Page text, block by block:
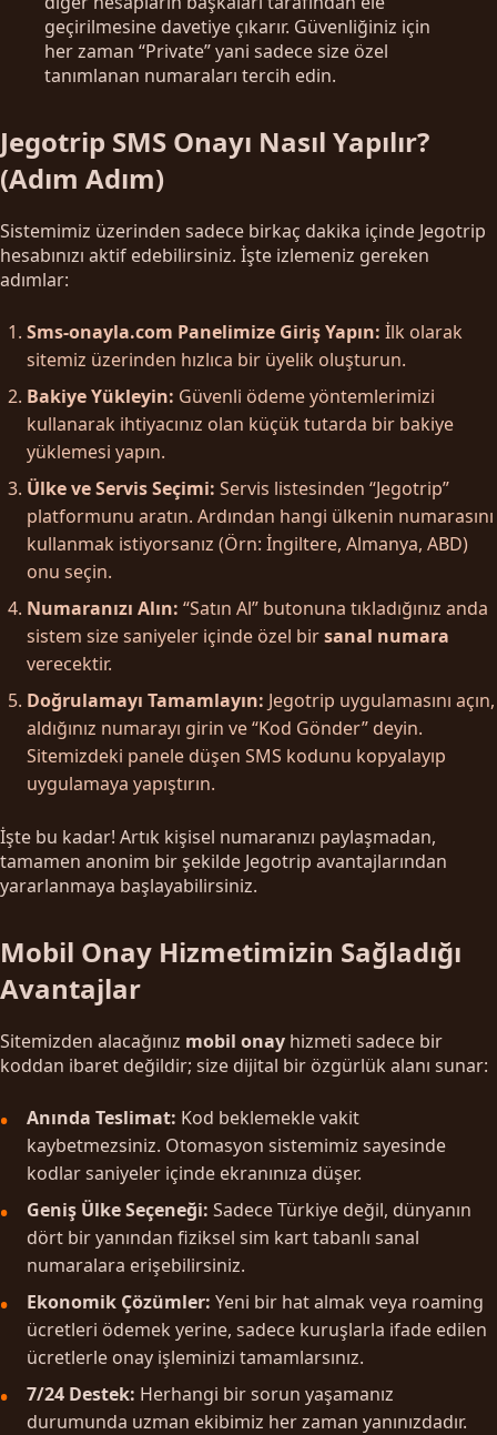
geçirilmesine davetiye çıkarır. Güvenliğiniz için
her zaman “Private” yani sadece size özel
tanımlanan numaraları tercih edin.
Jegotrip SMS Onayı Nasıl Yapılır?
(Adım Adım)
Sistemimiz üzerinden sadece birkaç dakika içinde Jegotrip
hesabınızı aktif edebilirsiniz. İşte izlemeniz gereken
adımlar:
Sms-onayla.com Panelimize Giriş Yapın: İlk olarak
sitemiz üzerinden hızlıca bir üyelik oluşturun.
Bakiye Yükleyin: Güvenli ödeme yöntemlerimizi
kullanarak ihtiyacınız olan küçük tutarda bir bakiye
yüklemesi yapın.
Ülke ve Servis Seçimi: Servis listesinden “Jegotrip”
platformunu aratın. Ardından hangi ülkenin numarasını
kullanmak istiyorsanız (Örn: İngiltere, Almanya, ABD)
onu seçin.
Numaranızı Alın: “Satın Al” butonuna tıkladığınız anda
sistem size saniyeler içinde özel birsanal numara
verecektir.
Doğrulamayı Tamamlayın: Jegotrip uygulamasını açın,
aldığınız numarayı girin ve “Kod Gönder” deyin.
Sitemizdeki panele düşen SMS kodunu kopyalayıp
uygulamaya yapıştırın.
İşte bu kadar! Artık kişisel numaranızı paylaşmadan,
tamamen anonim bir şekilde Jegotrip avantajlarından
yararlanmaya başlayabilirsiniz.
Mobil Onay Hizmetimizin Sağladığı
Avantajlar
Sitemizden alacağınız mobil onay hizmeti sadece bir
koddan ibaret değildir; size dijital bir özgürlük alanı sunar:
Anında Teslimat: Kod beklemekle vakit
kaybetmezsiniz. Otomasyon sistemimiz sayesinde
kodlar saniyeler içinde ekranınıza düşer.
Geniş Ülke Seçeneği: Sadece Türkiye değil, dünyanın
dört bir yanından fiziksel sim kart tabanlı sanal
numaralara erişebilirsiniz.
Ekonomik Çözümler: Yeni bir hat almak veya roaming
ücretleri ödemek yerine, sadece kuruşlarla ifade edilen
ücretlerle onay işleminizi tamamlarsınız.
7/24 Destek: Herhangi bir sorun yaşamanız
durumunda uzman ekibimiz her zaman yanınızdadır.